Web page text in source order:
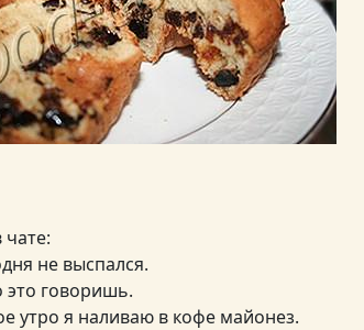
чате:
не выспался.
это говоришь.
утро я наливаю в кофе майонез.